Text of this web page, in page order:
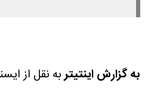
به گزارش اینتیتربه نقل از